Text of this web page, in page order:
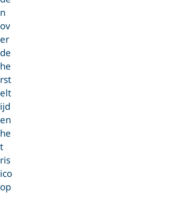
n
ov
er
de
he
rst
elt
ijd
en
he
t
ris
ico
op